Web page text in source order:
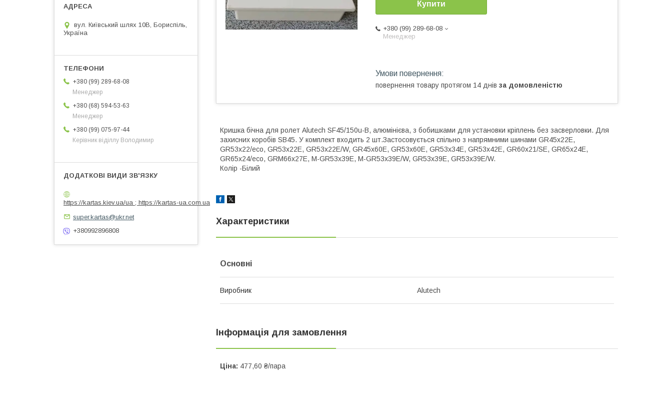
Купити
+380 (99) 289-68-08
Менеджер
повернення товару протягом 14 днів за домовленістю
Кришка бічна для ролет Alutech SF45/150u-B, алюмінієва, з бобишками для установки кріплень без засверловки. Для
захисних коробів SB45. У комплект входить 2 шт.Застосовується спільно з напрямними шинами GR45x22E,
GR53x22/eco, GR53x22E, GR53x22E/W, GR45x60E, GR53x60E, GR53x34E, GR53x42E, GR60x21/SE, GR65x24E,
GR65x24/eco, GRM66x27E, M-GR53x39E, M-GR53x39E/W, GR53x39E, GR53x39E/W.
Колір -Білий
Характеристики
Основні
Виробник Alutech
Інформація для замовлення
Ціна: 477,60 ₴/пара
вул. Київський шлях 10В, Бориспіль,
Україна
+380 (99) 289-68-08
Менеджер
+380 (68) 594-53-63
Менеджер
+380 (99) 075-97-44
Керівник віділлу Володимир
https://kartas.kiev.ua/ua ; https://kartas-ua.com.ua
super.kartas@ukr.net
+380992896808